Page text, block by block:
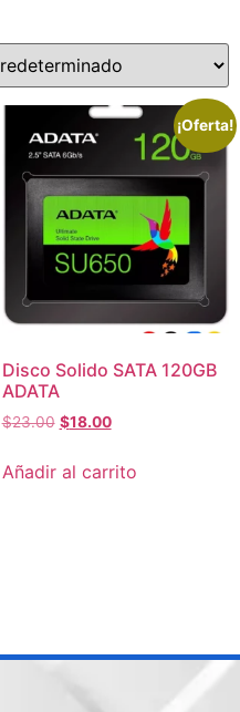
¡Oferta!
Disco Solido SATA 120GB
ADATA
$23.00 $18.00
Añadir al carrito